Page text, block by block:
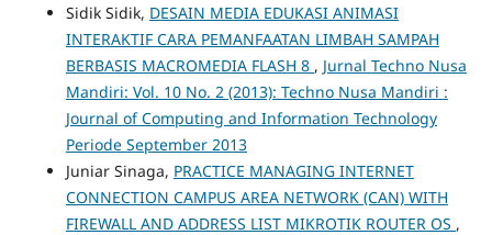
Sidik Sidik, DESAIN MEDIA EDUKASI ANIMASI
INTERAKTIF CARA PEMANFAATAN LIMBAH SAMPAH
BERBASIS MACROMEDIA FLASH 8 , Jurnal Techno Nusa
Mandiri: Vol. 10 No. 2 (2013): Techno Nusa Mandiri :
Journal of Computing and Information Technology
Periode September 2013
Juniar Sinaga, PRACTICE MANAGING INTERNET
CONNECTION CAMPUS AREA NETWORK (CAN) WITH
FIREWALL AND ADDRESS LIST MIKROTIK ROUTER OS ,